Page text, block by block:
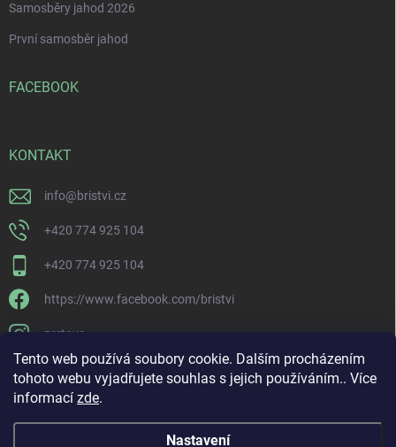
Tento web používá soubory cookie. Dalším procházením
tohoto webu vyjadřujete souhlas s jejich používáním.. Více
informací zde.
Nastavení
Samosběry jahod 2026
První samosběr jahod
FACEBOOK
KONTAKT
info@bristvi.cz
+420 774 925 104
+420 774 925 104
https://www.facebook.com/bristvi
zertovo